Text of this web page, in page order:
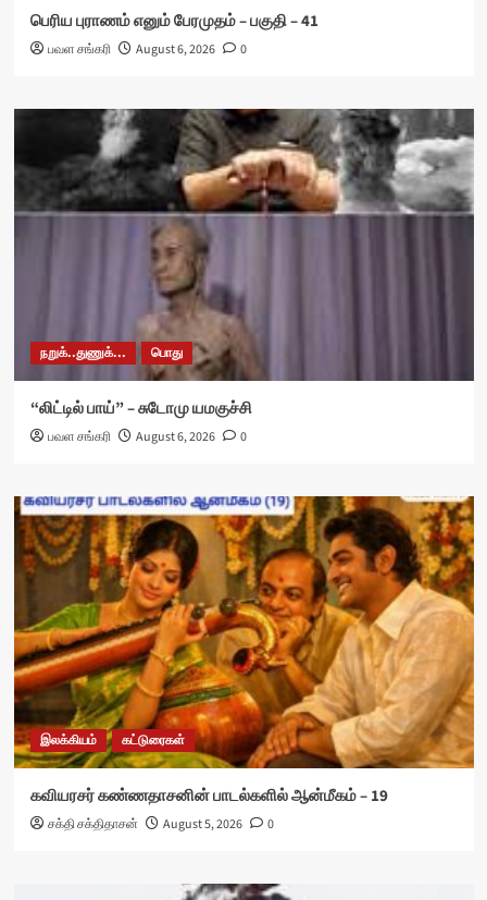
பெரிய புராணம் எனும் பேரமுதம் – பகுதி – 41
பவள சங்கரி August 6, 2026 0
நறுக்..துணுக்... பொது
“லிட்டில் பாய்” – சுடோமு யமகுச்சி
பவள சங்கரி August 6, 2026 0
இலக்கியம் கட்டுரைகள்
கவியரசர் கண்ணதாசனின் பாடல்களில் ஆன்மீகம் – 19
சக்தி சக்திதாசன் August 5, 2026 0